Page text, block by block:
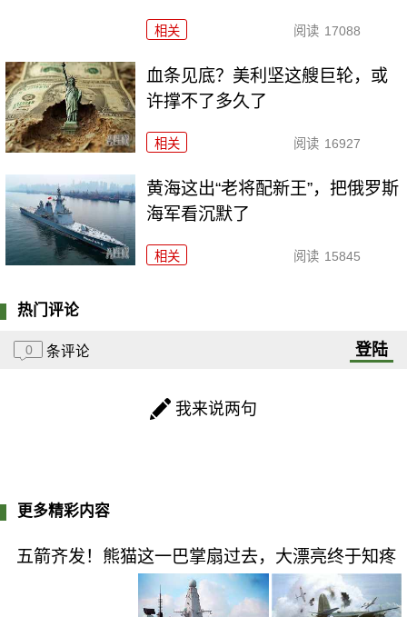
相关 阅读 17088
血条见底？美利坚这艘巨轮，或
许撑不了多久了
相关 阅读 16927
黄海这出“老将配新王”，把俄罗斯
海军看沉默了
相关 阅读 15845
热门评论
0 条评论 登陆
我来说两句
更多精彩内容
五箭齐发！熊猫这一巴掌扇过去，大漂亮终于知疼